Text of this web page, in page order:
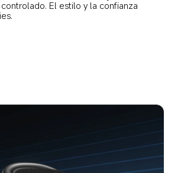
El estilo y la confianza